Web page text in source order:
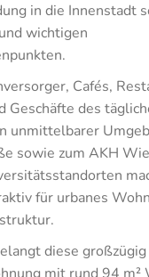
in die Innenstadt
wichtigen
Cafés,
Geschäfte des
unmittelbarer
sowie zum AKH
für urbanes
diese